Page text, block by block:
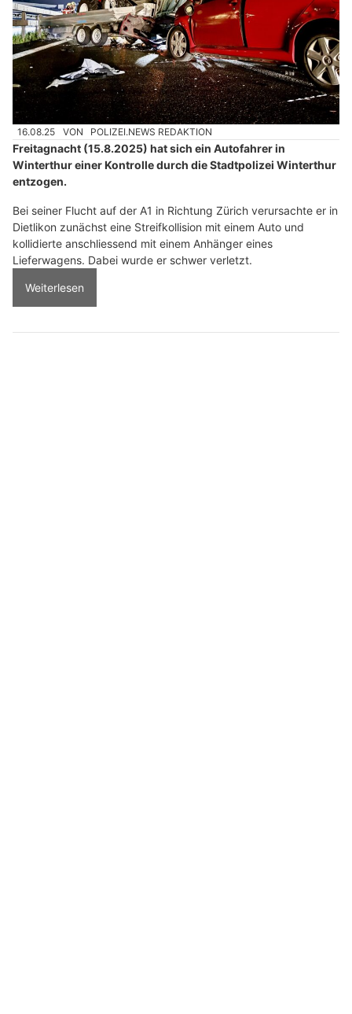
16.08.25 VON POLIZEI.NEWS REDAKTION
Freitagnacht (15.8.2025) hat sich ein Autofahrer in
Winterthur einer Kontrolle durch die Stadtpolizei Winterthur
entzogen.
Bei seiner Flucht auf der A1 in Richtung Zürich verursachte er in
Dietlikon zunächst eine Streifkollision mit einem Auto und
kollidierte anschliessend mit einem Anhänger eines
Lieferwagens. Dabei wurde er schwer verletzt.
Weiterlesen